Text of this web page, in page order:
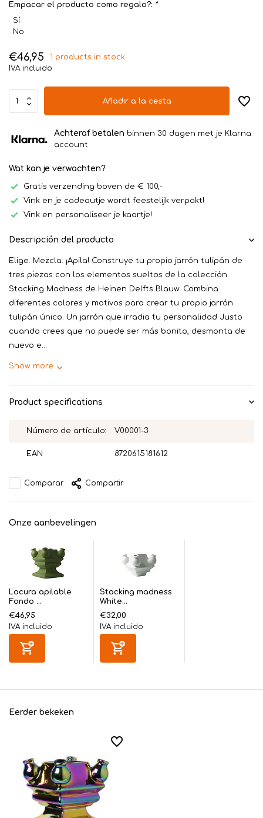
Empacar el producto como regalo?: *
Sí
No
€46,95
1 products in stock
IVA incluido
Añadir a la cesta
Achteraf betalen binnen 30 dagen met je Klarna
account
Wat kan je verwachten?
Gratis verzending boven de € 100,-
Vink en je cadeautje wordt feestelijk verpakt!
Vink en personaliseer je kaartje!
Descripción del producto
Elige. Mezcla. ¡Apila! Construye tu propio jarrón tulipán de
tres piezas con los elementos sueltos de la colección
Stacking Madness de Heinen Delfts Blauw. Combina
diferentes colores y motivos para crear tu propio jarrón
tulipán único. Un jarrón que irradia tu personalidad Justo
cuando crees que no puede ser más bonito, desmonta de
nuevo e...
Show more
Product specifications
Número de artículo: V00001-3
EAN 8720615181612
Comparar Compartir
Onze aanbevelingen
Locura apilable
Fondo ...
€46,95
IVA incluido
Stacking madness
White...
€32,00
IVA incluido
Eerder bekeken